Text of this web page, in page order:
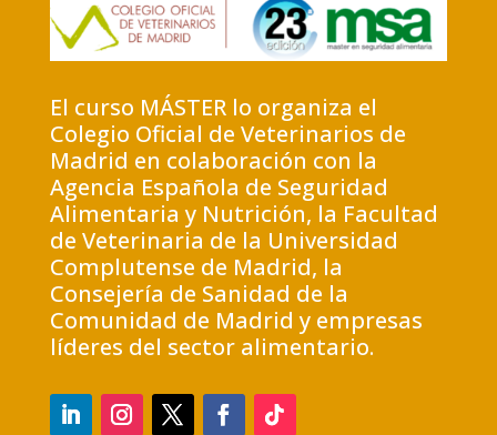
El curso MÁSTER lo organiza el
Colegio Oficial de Veterinarios de
Madrid en colaboración con la
Agencia Española de Seguridad
Alimentaria y Nutrición, la Facultad
de Veterinaria de la Universidad
Complutense de Madrid, la
Consejería de Sanidad de la
Comunidad de Madrid y empresas
líderes del sector alimentario.